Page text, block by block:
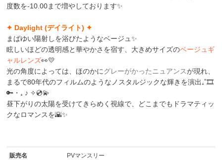
度数を-10.00まで増やしております✨
✦ Daylight (デイライト) ✦
まばゆい陽射しを浴びたようなベージュ✨
眩しいほどの透明感と華やかさを宿す、大きめサイズのベージュギ
ャルレンズ👀💛
光の角度によっては、ほのかにグレーがかったニュアンスが現れ、
まるで80年代のフィルムのようなノスタルジックな輝きを演出₊˚🎞️
🔑・₊ ♪ ✧💿💫
昼下がりの太陽を受けてきらめく視線で、どこまでもドラマティッ
クなロマンスを🌇✨
販売名 PVマンスリー